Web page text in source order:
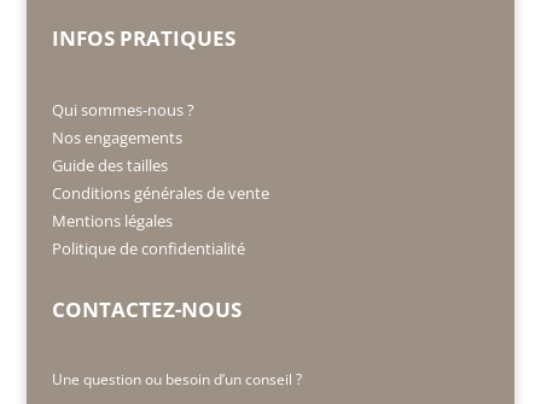
INFOS PRATIQUES
Qui sommes-nous ?
Nos engagements
Guide des tailles
Conditions générales de vente
Mentions légales
Politique de confidentialité
CONTACTEZ-NOUS
Une question ou besoin d’un conseil ?